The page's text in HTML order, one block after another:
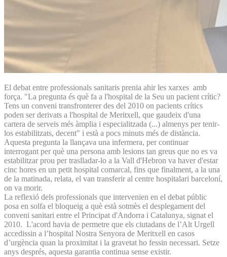
El debat entre professionals sanitaris prenia ahir les xarxes amb
força. "La pregunta és què fa a l'hospital de la Seu un pacient crític?
Tens un conveni transfronterer des del 2010 on pacients crítics
poden ser derivats a l'hospital de Meritxell, que gaudeix d'una
cartera de serveis més àmplia i especialitzada (...) almenys per tenir-
los estabilitzats, decent" i està a pocs minuts més de distància.
Aquesta pregunta la llançava una infermera, per continuar
interrogant per què una persona amb lesions tan greus que no es va
estabilitzar prou per traslladar-lo a la Vall d'Hebron va haver d'estar
cinc hores en un petit hospital comarcal, fins que finalment, a la una
de la matinada, relata, el van transferir al centre hospitalari barceloní,
on va morir.
La reflexió dels professionals que intervenien en el debat públic
posa en solfa el bloqueig a què està sotmès el desplegament del
conveni sanitari entre el Principat d'Andorra i Catalunya, signat el
2010. L'acord havia de permetre que els ciutadans de l’Alt Urgell
accedissin a l’hospital Nostra Senyora de Meritxell en casos
d’urgència quan la proximitat i la gravetat ho fessin necessari. Setze
anys després, aquesta garantia continua sense existir.